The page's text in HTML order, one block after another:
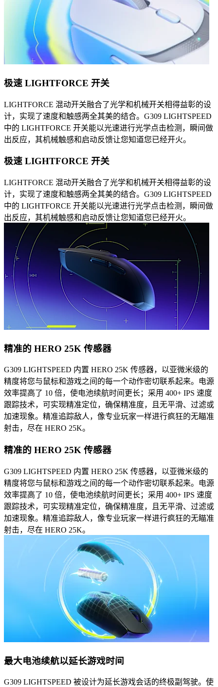
极速 LIGHTFORCE 开关
LIGHTFORCE 混动开关融合了光学和机械开关相得益彰的设
计，实现了速度和触感两全其美的结合。G309 LIGHTSPEED
中的 LIGHTFORCE 开关能以光速进行光学点击检测，瞬间做
出反应，其机械触感和启动反馈让您知道您已经开火。
极速 LIGHTFORCE 开关
LIGHTFORCE 混动开关融合了光学和机械开关相得益彰的设
计，实现了速度和触感两全其美的结合。G309 LIGHTSPEED
中的 LIGHTFORCE 开关能以光速进行光学点击检测，瞬间做
出反应，其机械触感和启动反馈让您知道您已经开火。
精准的 HERO 25K 传感器
G309 LIGHTSPEED 内置 HERO 25K 传感器，以亚微米级的
精度将您与鼠标和游戏之间的每一个动作密切联系起来。电源
效率提高了 10 倍，使电池续航时间更长；采用 400+ IPS 速度
跟踪技术，可实现精准定位，确保精准度，且无平滑、过滤或
加速现象。精准追踪敌人，像专业玩家一样进行疯狂的无瞄准
射击，尽在 HERO 25K。
精准的 HERO 25K 传感器
G309 LIGHTSPEED 内置 HERO 25K 传感器，以亚微米级的
精度将您与鼠标和游戏之间的每一个动作密切联系起来。电源
效率提高了 10 倍，使电池续航时间更长；采用 400+ IPS 速度
跟踪技术，可实现精准定位，确保精准度，且无平滑、过滤或
加速现象。精准追踪敌人，像专业玩家一样进行疯狂的无瞄准
射击，尽在 HERO 25K。
最大电池续航以延长游戏时间
G309 LIGHTSPEED 被设计为延长游戏会话的终极副驾驶。使